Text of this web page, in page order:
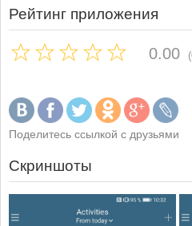
Рейтинг приложения
0.00
Поделитесь ссылкой с друзьями
Скриншоты